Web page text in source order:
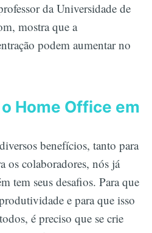
da Universidade de
mostra que a
podem aumentar no
Home Office em
benefícios, tanto para
os colaboradores, nós já
tem seus desafios. Para que
e para que isso
é preciso que se crie